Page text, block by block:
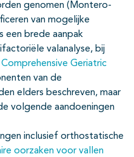
genomen (Montero-
van mogelijke
een brede aanpak
valanalyse, bij
Comprehensive Geriatric
van de
elders beschreven, maar
volgende aandoeningen
inclusief orthostatische
oorzaken voor vallen